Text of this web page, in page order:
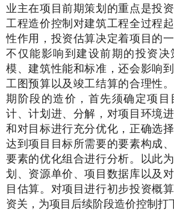
业主在项目前期策划的重点是投
工程造价控制对建筑工程全过程
性作用，投资估算决定着项目的
不仅能影响到建设前期的投资
模、建筑性能和标准，还会影响
工图预算以及竣工结算的合理性
期阶段的造价，首先须确定项
计、计划进、分解，对项目环境
和对目标进行充分优化，正确选
达到项目目标所需要的要素构成
要素的优化组合进行分析。以此
划、资源单价、项目数据库以及
目估算。对项目进行初步投资概
资关，为项目后续阶段造价控制打